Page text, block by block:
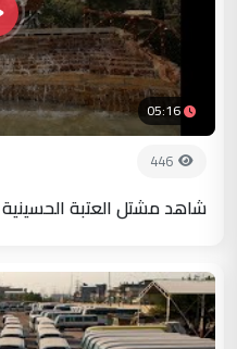
05:16
446
شاهد مشتل العتبة